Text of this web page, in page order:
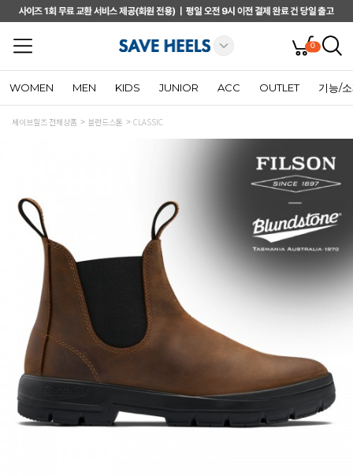
0
WOMEN MEN KIDS JUNIOR ACC OUTLET 기능/
세이브힐즈 전체상품 블런드스톤 CLASSIC